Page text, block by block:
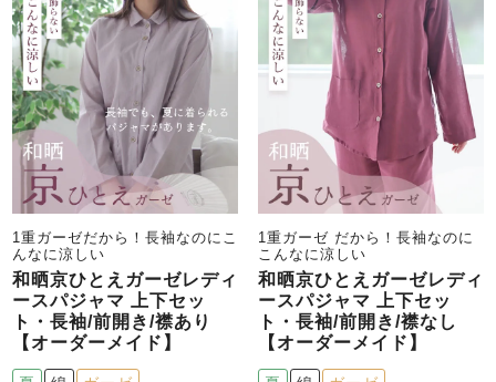
1重ガーゼだから！長袖なのにこ
んなに涼しい
和晒京ひとえガーゼレディ
ースパジャマ 上下セッ
ト・長袖/前開き/襟あり
【オーダーメイド】
1重ガーゼ だから！長袖なのに
こんなに涼しい
和晒京ひとえガーゼレディ
ースパジャマ 上下セッ
ト・長袖/前開き/襟なし
【オーダーメイド】